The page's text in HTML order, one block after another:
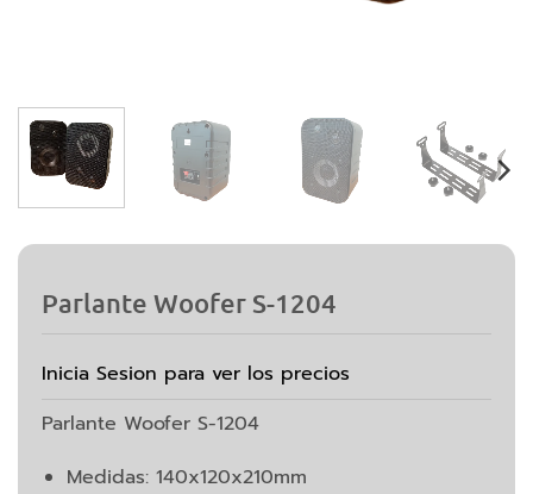
Parlante Woofer S-1204
Inicia Sesion para ver los precios
Parlante Woofer S-1204
Medidas: 140x120x210mm